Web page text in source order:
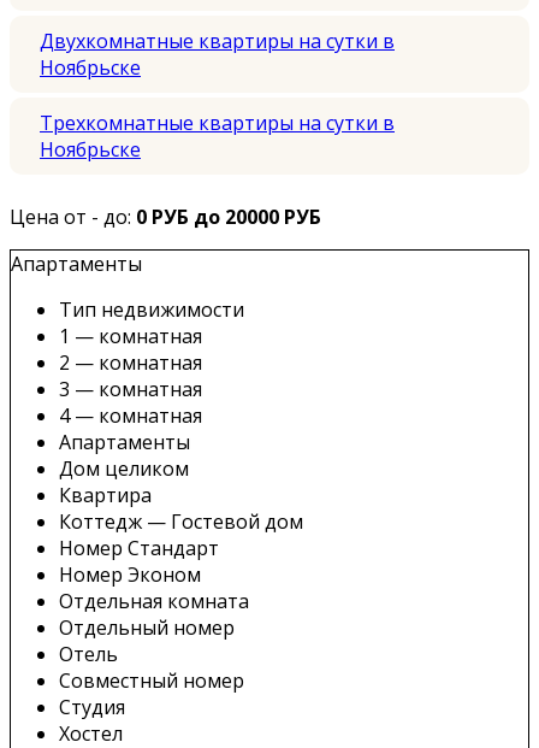
Двухкомнатные квартиры на сутки в
Ноябрьске
Трехкомнатные квартиры на сутки в
Ноябрьске
Цена от - до: 0 РУБ до 20000 РУБ
Апартаменты
Тип недвижимости
1 — комнатная
2 — комнатная
3 — комнатная
4 — комнатная
Апартаменты
Дом целиком
Квартира
Коттедж — Гостевой дом
Номер Стандарт
Номер Эконом
Отдельная комната
Отдельный номер
Отель
Совместный номер
Студия
Хостел